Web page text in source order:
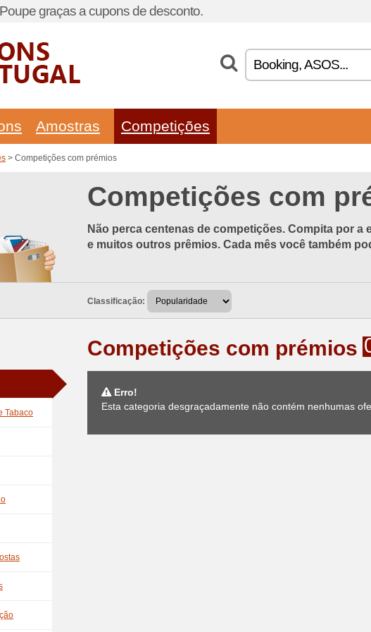
graças a cupons de desconto.
Amostras Competições
> Competições com prémios
Competições com
Não perca centenas de competições. Compita por
e muitos outros prêmios. Cada mês você também
Classificação:
Tabaco
Competições com prémios
Erro!
Esta categoria desgraçadamente não contém nenhumas